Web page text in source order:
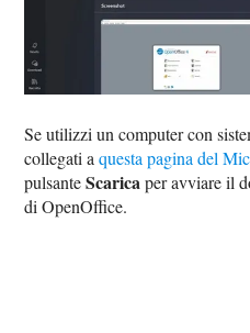
Se utilizzi un computer con
collegati aquesta pagina del
pulsanteScaricaper avviare il
di OpenOffice.